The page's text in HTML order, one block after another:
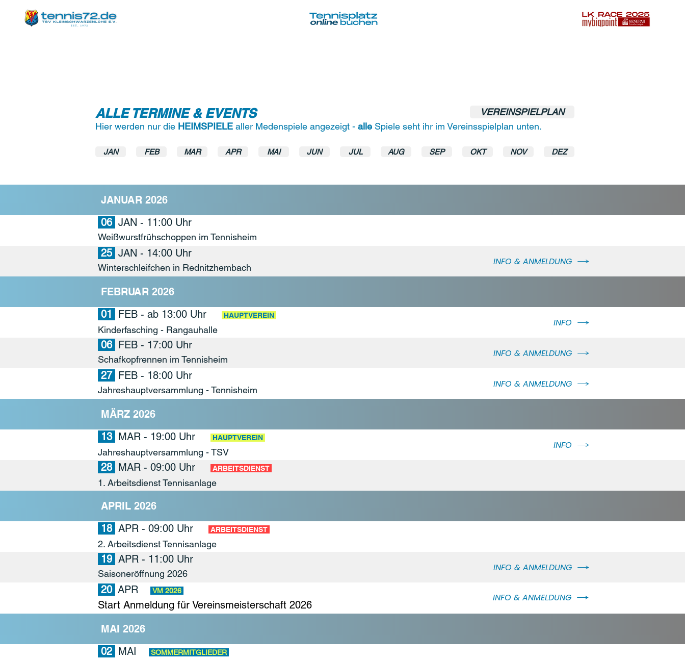
ALLE TERMINE & EVENTS
Hier werden nur die HEIMSPIELE aller Medenspiele angezeigt - alle Spiele seht ihr im Vereinsspielplan unten.
VEREINSPIELPLAN
JAN FEB MAR APR MAI JUN JUL AUG SEP OKT NOV DEZ
JANUAR 2026
06 JAN - 11:00 Uhr
Weißwurstfrühschoppen im Tennisheim
25 JAN - 14:00 Uhr
Winterschleifchen in Rednitzhembach
INFO & ANMELDUNG
FEBRUAR 2026
01
FEB - ab 13:00 Uhr HAUPTVEREIN
Kinderfasching - Rangauhalle
INFO
06 FEB - 17:00 Uhr
Schafkopfrennen im Tennisheim
INFO & ANMELDUNG
27 FEB - 18:00 Uhr
Jahreshauptversammlung - Tennisheim
INFO & ANMELDUNG
MÄRZ 2026
13 MAR - 19:00 Uhr HAUPTVEREIN
Jahreshauptversammlung - TSV
INFO
28 MAR - 09:00 Uhr ARBEITSDIENST
1. Arbeitsdienst Tennisanlage
APRIL 2026
18 APR - 09:00 Uhr ARBEITSDIENST
2. Arbeitsdienst Tennisanlage
19 APR - 11:00 Uhr
Saisoneröffnung 2026
INFO & ANMELDUNG
20 APR VM 2026
Start Anmeldung für Vereinsmeisterschaft 2026
INFO & ANMELDUNG
MAI 2026
02 MAI SOMMERMITGLIEDER